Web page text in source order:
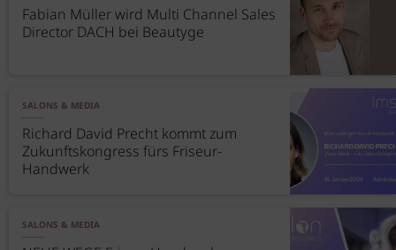
Fabian Müller wird Multi Channel Sales
Director DACH bei Beautyge
SALONS & MEDIA
Richard David Precht kommt zum
Zukunftskongress fürs Friseur-
Handwerk
SALONS & MEDIA